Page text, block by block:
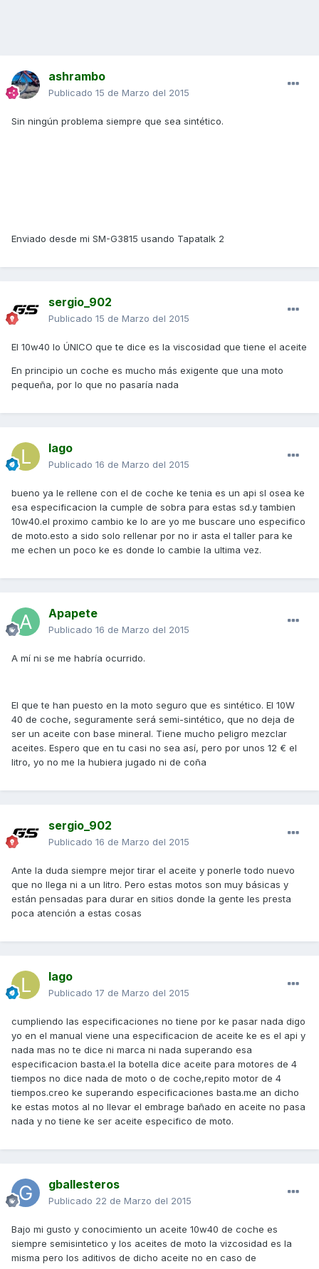
ashrambo
Publicado 15 de Marzo del 2015
Sin ningún problema siempre que sea sintético.
Enviado desde mi SM-G3815 usando Tapatalk 2
sergio_902
Publicado 15 de Marzo del 2015
El 10w40 lo ÚNICO que te dice es la viscosidad que tiene el aceite
En principio un coche es mucho más exigente que una moto
pequeña, por lo que no pasaría nada
lago
Publicado 16 de Marzo del 2015
bueno ya le rellene con el de coche ke tenia es un api sl osea ke
esa especificacion la cumple de sobra para estas sd.y tambien
10w40.el proximo cambio ke lo are yo me buscare uno especifico
de moto.esto a sido solo rellenar por no ir asta el taller para ke
me echen un poco ke es donde lo cambie la ultima vez.
Apapete
Publicado 16 de Marzo del 2015
A mí ni se me habría ocurrido.
El que te han puesto en la moto seguro que es sintético. El 10W
40 de coche, seguramente será semi-sintético, que no deja de
ser un aceite con base mineral. Tiene mucho peligro mezclar
aceites. Espero que en tu casi no sea así, pero por unos 12 € el
litro, yo no me la hubiera jugado ni de coña
sergio_902
Publicado 16 de Marzo del 2015
Ante la duda siempre mejor tirar el aceite y ponerle todo nuevo
que no llega ni a un litro. Pero estas motos son muy básicas y
están pensadas para durar en sitios donde la gente les presta
poca atención a estas cosas
lago
Publicado 17 de Marzo del 2015
cumpliendo las especificaciones no tiene por ke pasar nada digo
yo en el manual viene una especificacion de aceite ke es el api y
nada mas no te dice ni marca ni nada superando esa
especificacion basta.el la botella dice aceite para motores de 4
tiempos no dice nada de moto o de coche,repito motor de 4
tiempos.creo ke superando especificaciones basta.me an dicho
ke estas motos al no llevar el embrage bañado en aceite no pasa
nada y no tiene ke ser aceite especifico de moto.
gballesteros
Publicado 22 de Marzo del 2015
Bajo mi gusto y conocimiento un aceite 10w40 de coche es
siempre semisintetico y los aceites de moto la vizcosidad es la
misma pero los aditivos de dicho aceite no en caso de